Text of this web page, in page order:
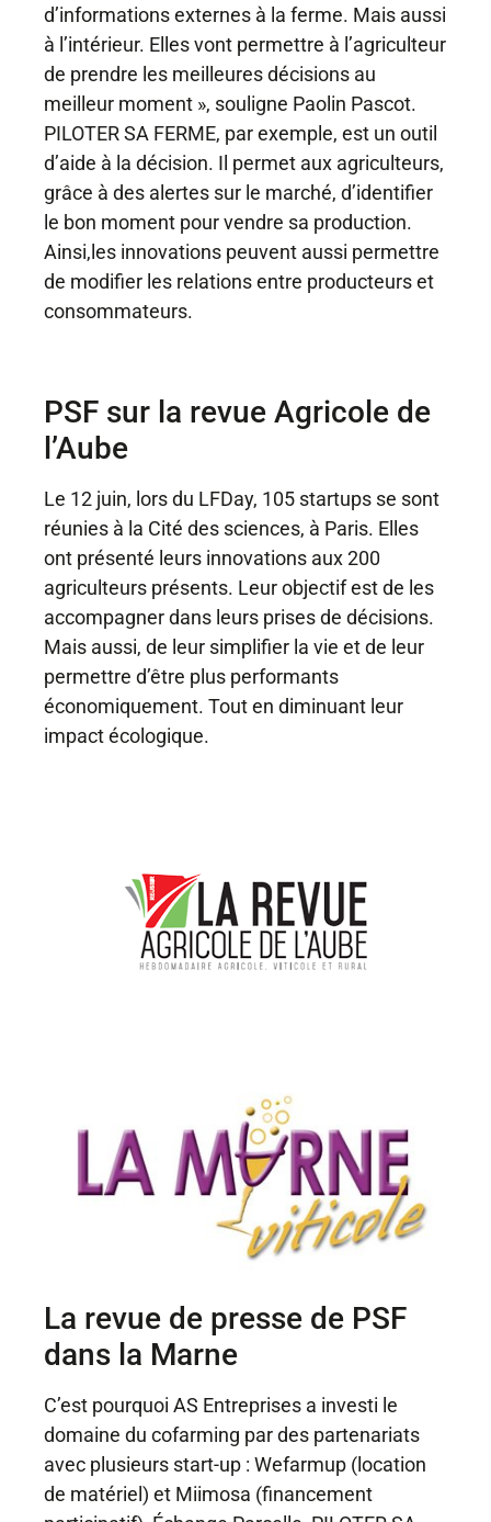
d’informations externes à la ferme. Mais aussi
à l’intérieur. Elles vont permettre à l’agriculteur
de prendre les meilleures décisions au
meilleur moment », souligne Paolin Pascot.
PILOTER SA FERME, par exemple, est un outil
d’aide à la décision. Il permet aux agriculteurs,
grâce à des alertes sur le marché, d’identifier
le bon moment pour vendre sa production.
Ainsi,les innovations peuvent aussi permettre
de modifier les relations entre producteurs et
consommateurs.
PSF sur la revue Agricole de
l’Aube
Le 12 juin, lors du LFDay, 105 startups se sont
réunies à la Cité des sciences, à Paris. Elles
ont présenté leurs innovations aux 200
agriculteurs présents. Leur objectif est de les
accompagner dans leurs prises de décisions.
Mais aussi, de leur simplifier la vie et de leur
permettre d’être plus performants
économiquement. Tout en diminuant leur
impact écologique.
La revue de presse de PSF
dans la Marne
C’est pourquoi AS Entreprises a investi le
domaine du cofarming par des partenariats
avec plusieurs start-up : Wefarmup (location
de matériel) et Miimosa (financement